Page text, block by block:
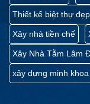
Thiết kế biệt thự đẹp
Xây nhà tiền chế
Xây Nhà Tằm Lâm
xây dựng minh khoa